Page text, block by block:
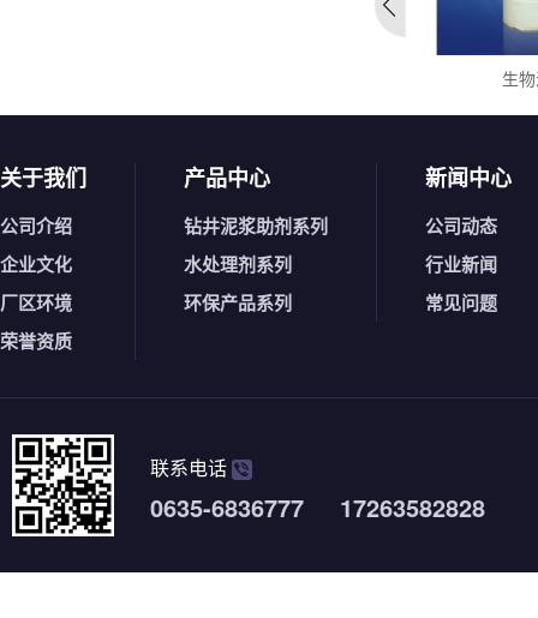
生
关于我们
公司介绍
企业文化
厂区环境
荣誉资质
产品中心
钻井泥浆助剂系列
水处理剂系列
环保产品系列
新闻中心
公司动态
行业新闻
常见问题
联系电话
0635-6836777 17263582828